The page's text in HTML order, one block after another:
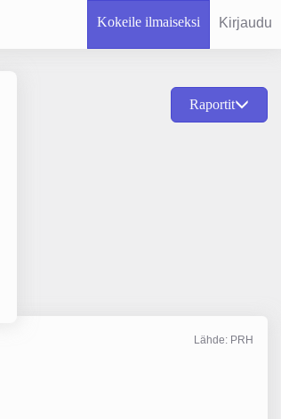
Kokeile ilmaiseksi Kirjaudu
Raportit
Lähde: PRH